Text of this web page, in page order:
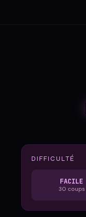
DIFFICULTÉ
FACILE
30 coups